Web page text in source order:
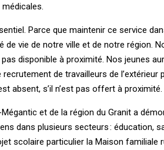
Parce que maintenir ce service
de vie de notre ville et de notre région.
disponible à proximité. Nos jeunes
de travailleurs de l’extérieur
absent, s’il n’est pas offert à proximité.
et de la région du ­Granit a
dans plusieurs secteurs : éducation,
scolaire particulier la ­Maison familiale